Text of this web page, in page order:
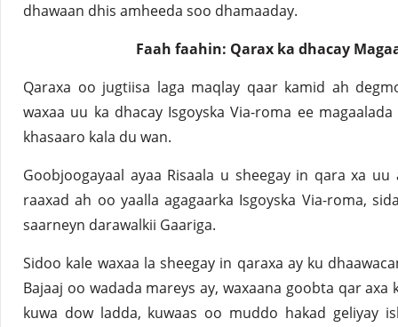
dhawaan dhis amheeda soo dhamaaday.
Faah faahin: Qarax ka dhacay
Qaraxa oo jugtiisa laga maqlay qaar kamid ah
waxaa uu ka dhacay Isgoyska Via-roma ee
khasaaro kala du wan.
Goobjoogayaal ayaa Risaala u sheegay in qara xa
raaxad ah oo yaalla agagaarka Isgoyska Via-roma,
saarneyn darawalkii Gaariga.
Sidoo kale waxaa la sheegay in qaraxa ay ku
Bajaaj oo wadada mareys ay, waxaana goobta qar
kuwa dow ladda, kuwaas oo muddo hakad geliyay